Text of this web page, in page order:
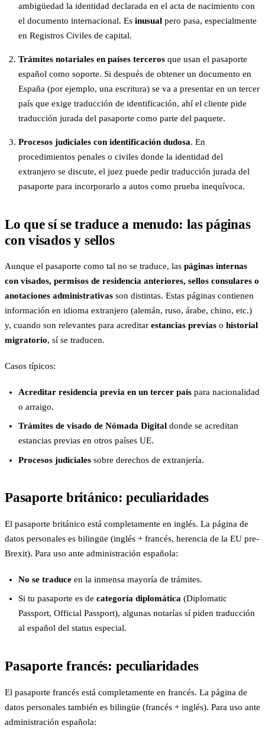
ambigüedad la identidad declarada en el acta de nacimiento con
el documento internacional. Es inusualpero pasa, especialmente
en Registros Civiles de capital.
Trámites notariales en países tercerosque usan el pasaporte
español como soporte. Si después de obtener un documento en
España (por ejemplo, una escritura) se va a presentar en un tercer
país que exige traducción de identificación, ahí el cliente pide
traducción jurada del pasaporte como parte del paquete.
Procesos judiciales con identificación dudosa. En
procedimientos penales o civiles donde la identidad del
extranjero se discute, el juez puede pedir traducción jurada del
pasaporte para incorporarlo a autos como prueba inequívoca.
Lo que sí se traduce a menudo: las páginas
con visados y sellos
Aunque el pasaporte como tal no se traduce, las páginas internas
con visados, permisos de residencia anteriores, sellos consulares o
anotaciones administrativas son distintas. Estas páginas contienen
información en idioma extranjero (alemán, ruso, árabe, chino, etc.)
y, cuando son relevantes para acreditar estancias previas o historial
migratorio, sí se traducen.
Casos típicos:
Acreditar residencia previa en un tercer paíspara nacionalidad
o arraigo.
Trámites de visado de Nómada Digitaldonde se acreditan
estancias previas en otros países UE.
Procesos judicialessobre derechos de extranjería.
Pasaporte británico: peculiaridades
El pasaporte británico está completamente en inglés. La página de
datos personales es bilingüe (inglés + francés, herencia de la EU pre-
Brexit). Para uso ante administración española:
No se traduceen la inmensa mayoría de trámites.
Si tu pasaporte es de categoría diplomática(Diplomatic
Passport, Official Passport), algunas notarías sí piden traducción
al español del status especial.
Pasaporte francés: peculiaridades
El pasaporte francés está completamente en francés. La página de
datos personales también es bilingüe (francés + inglés). Para uso ante
administración española: